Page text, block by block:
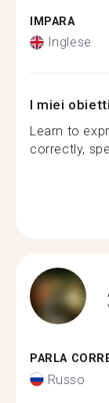
IMPARA
Inglese
I miei
Learn to
correctly,
PARLA
Russo